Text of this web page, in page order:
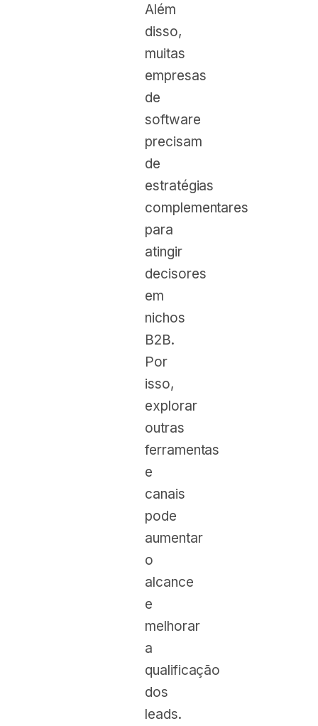
Além
disso,
muitas
empresas
de
software
precisam
de
estratégias
complementares
para
atingir
decisores
em
nichos
B2B.
Por
isso,
explorar
outras
ferramentas
e
canais
pode
aumentar
o
alcance
e
melhorar
a
qualificação
dos
leads.